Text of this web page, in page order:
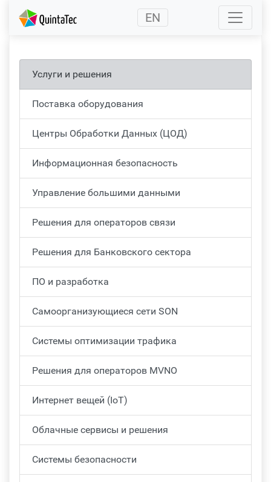
(current) EN
Услуги и решения
Поставка оборудования
Центры Обработки Данных (ЦОД)
Информационная безопасность
Управление большими данными
Решения для операторов связи
Решения для Банковского сектора
ПО и разработка
Самоорганизующиеся сети SON
Системы оптимизации трафика
Решения для операторов MVNO
Интернет вещей (IoT)
Облачные сервисы и решения
Системы безопасности